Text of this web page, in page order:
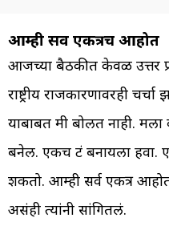
आम्ही सर्व एकत्रच आहोत
आजच्या बैठकीत केवळ उत्तर
राष्ट्रीय राजकारणावरही
याबाबत मी बोलत नाही. मला
बनेल. एकच फ्रंट बनायला
शकतो. आम्ही सर्व एकत्र
असंही त्यांनी सांगितलं.